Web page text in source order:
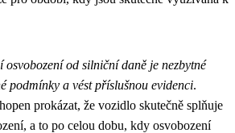
osvobození od silniční daně je nezbytné
podmínky a vést příslušnou evidenci.
prokázat, že vozidlo skutečně splňuje
a to po celou dobu, kdy osvobození